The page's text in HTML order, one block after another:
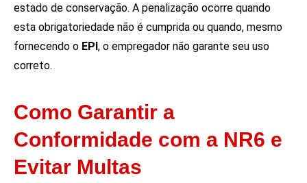
estado de conservação. A penalização ocorre quando
esta obrigatoriedade não é cumprida ou quando, mesmo
fornecendo o EPI, o empregador não garante seu uso
correto.
Como Garantir a
Conformidade com a NR6 e
Evitar Multas